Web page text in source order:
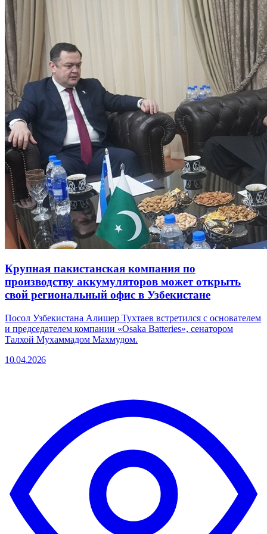
Крупная пакистанская компания по
производству аккумуляторов может открыть
свой региональный офис в Узбекистане
Посол Узбекистана Алишер Тухтаев встретился с основателем
и председателем компании «Osaka Batteries», сенатором
Талхой Мухаммадом Махмудом.
10.04.2026